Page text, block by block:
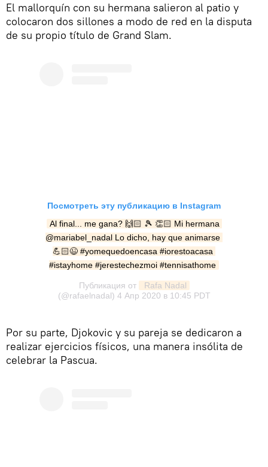
El mallorquín con su hermana salieron al patio y
colocaron dos sillones a modo de red en la disputa
de su propio título de Grand Slam.
Посмотреть эту публикацию в Instagram
Al final... me gana? 🙌🏻 🎾 👏🏻 Mi hermana
@mariabel_nadal Lo dicho, hay que animarse
💪🏻😉 #yomequedoencasa #iorestoacasa
#istayhome #jerestechezmoi #tennisathome
Публикация от
Rafa Nadal
(@rafaelnadal) 4 Апр 2020 в 10:45 PDT
Por su parte, Djokovic y su pareja se dedicaron a
realizar ejercicios físicos, una manera insólita de
celebrar la Pascua.